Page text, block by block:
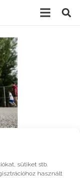
sütiket stb.
használt